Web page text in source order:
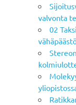
valvonta
02